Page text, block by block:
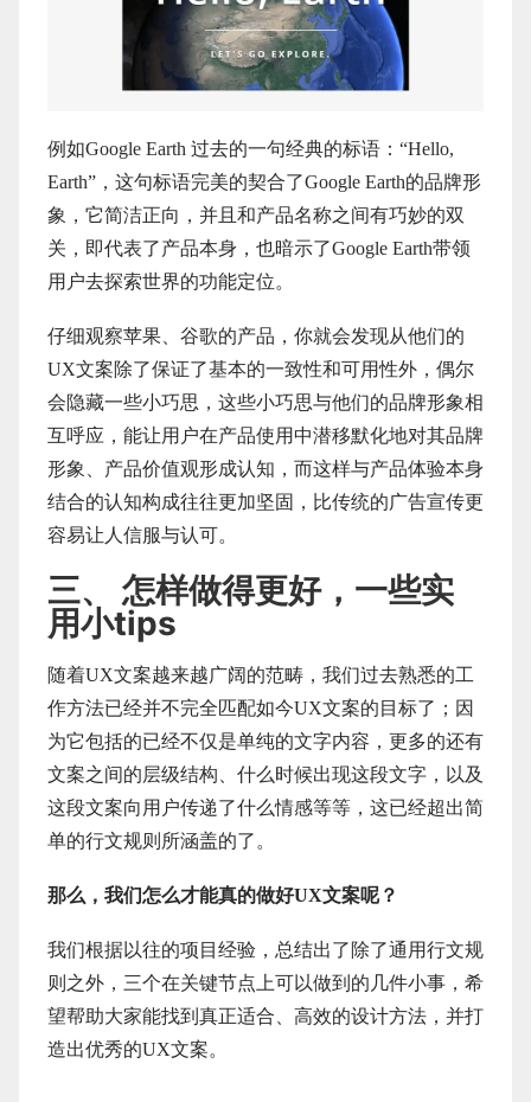
例如Google Earth 过去的一句经典的标语：“Hello,
Earth”，这句标语完美的契合了Google Earth的品牌形
象，它简洁正向，并且和产品名称之间有巧妙的双
关，即代表了产品本身，也暗示了Google Earth带领
用户去探索世界的功能定位。
仔细观察苹果、谷歌的产品，你就会发现从他们的
UX文案除了保证了基本的一致性和可用性外，偶尔
会隐藏一些小巧思，这些小巧思与他们的品牌形象相
互呼应，能让用户在产品使用中潜移默化地对其品牌
形象、产品价值观形成认知，而这样与产品体验本身
结合的认知构成往往更加坚固，比传统的广告宣传更
容易让人信服与认可。
三、 怎样做得更好，一些实
用小tips
随着UX文案越来越广阔的范畴，我们过去熟悉的工
作方法已经并不完全匹配如今UX文案的目标了；因
为它包括的已经不仅是单纯的文字内容，更多的还有
文案之间的层级结构、什么时候出现这段文字，以及
这段文案向用户传递了什么情感等等，这已经超出简
单的行文规则所涵盖的了。
那么，我们怎么才能真的做好UX文案呢？
我们根据以往的项目经验，总结出了除了通用行文规
则之外，三个在关键节点上可以做到的几件小事，希
望帮助大家能找到真正适合、高效的设计方法，并打
造出优秀的UX文案。